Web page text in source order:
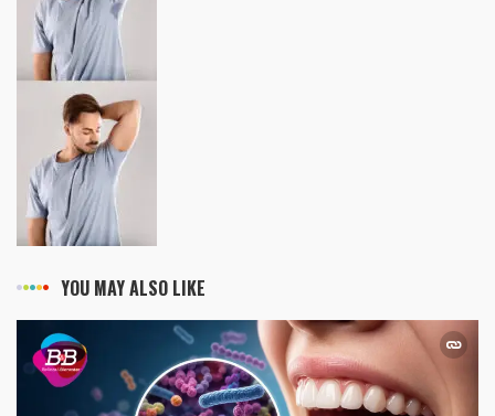
YOU MAY ALSO LIKE